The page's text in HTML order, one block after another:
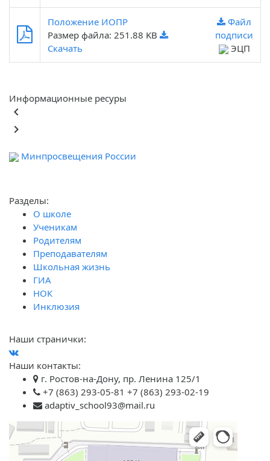
Положение ИОПР
Размер файла: 251.88 KB
Скачать
Файл
подписи
ЭЦП
Информационные ресуры
keyboard_arrow_left
keyboard_arrow_right
Минпросвещения России
Разделы:
О школе
Ученикам
Родителям
Преподавателям
Школьная жизнь
ГИА
НОК
Инклюзия
Наши странички:
Наши контакты:
г. Ростов-на-Дону, пр. Ленина 125/1
+7 (863) 293-05-81 +7 (863) 293-02-19
adaptiv_school93@mail.ru